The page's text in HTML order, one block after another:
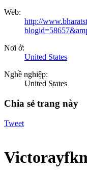
Web:
http://
Nơi ở:
United States
Nghề nghiệp:
United States
Chia sẻ trang này
Tweet